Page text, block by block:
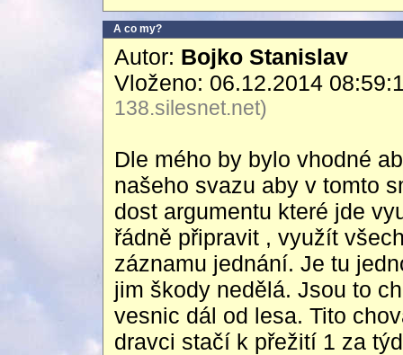
A co my?
Autor: Bojko Stanislav
Vloženo: 06.12.2014
138.silesnet.net)
Dle mého by bylo vhodné
našeho svazu aby v tomto
dost argumentu které jde
řádně připravit , využít
záznamu jednání. Je tu
jim škody nedělá. Jsou to
vesnic dál od lesa. Tito
dravci stačí k přežití 1 za